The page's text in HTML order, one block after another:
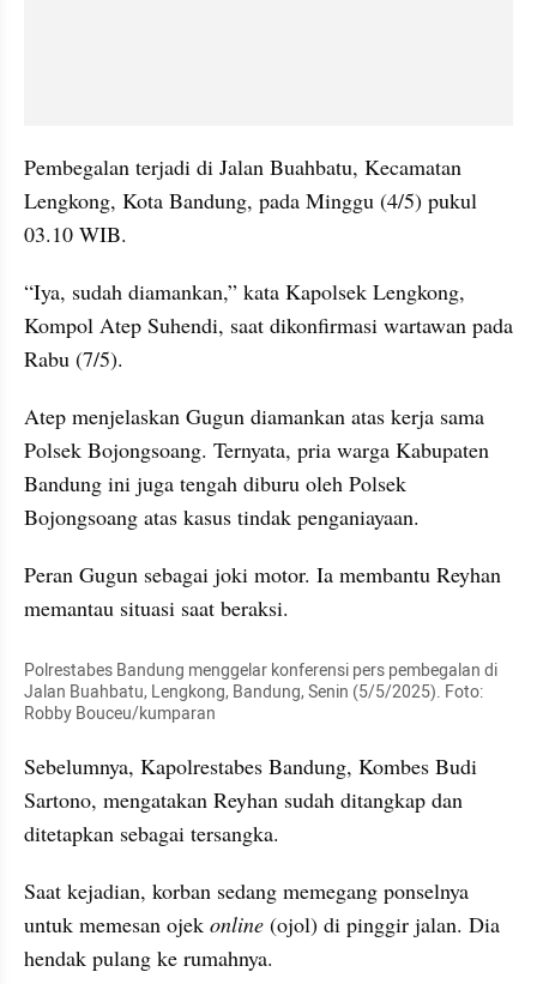
Pembegalan terjadi di Jalan Buahbatu, Kecamatan
Lengkong, Kota Bandung, pada Minggu (4/5) pukul
03.10 WIB.
“Iya, sudah diamankan,” kata Kapolsek Lengkong,
Kompol Atep Suhendi, saat dikonfirmasi wartawan pada
Rabu (7/5).
Atep menjelaskan Gugun diamankan atas kerja sama
Polsek Bojongsoang. Ternyata, pria warga Kabupaten
Bandung ini juga tengah diburu oleh Polsek
Bojongsoang atas kasus tindak penganiayaan.
Peran Gugun sebagai joki motor. Ia membantu Reyhan
memantau situasi saat beraksi.
Polrestabes Bandung menggelar konferensi pers pembegalan di
Jalan Buahbatu, Lengkong, Bandung, Senin (5/5/2025). Foto:
Robby Bouceu/kumparan
Sebelumnya, Kapolrestabes Bandung, Kombes Budi
Sartono, mengatakan Reyhan sudah ditangkap dan
ditetapkan sebagai tersangka.
Saat kejadian, korban sedang memegang ponselnya
untuk memesan ojek online (ojol) di pinggir jalan. Dia
hendak pulang ke rumahnya.